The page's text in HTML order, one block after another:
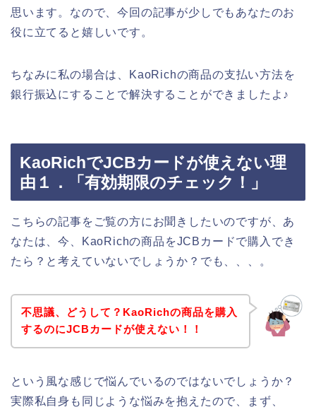
思います。なので、今回の記事が少しでもあなたのお
役に立てると嬉しいです。
ちなみに私の場合は、KaoRichの商品の支払い方法を
銀行振込にすることで解決することができましたよ♪
KaoRichでJCBカードが使えない理
由１．「有効期限のチェック！」
こちらの記事をご覧の方にお聞きしたいのですが、あ
なたは、今、KaoRichの商品をJCBカードで購入でき
たら？と考えていないでしょうか？でも、、、。
不思議、どうして？KaoRichの商品を購入
するのにJCBカードが使えない！！
という風な感じで悩んでいるのではないでしょうか？
実際私自身も同じような悩みを抱えたので、まず、